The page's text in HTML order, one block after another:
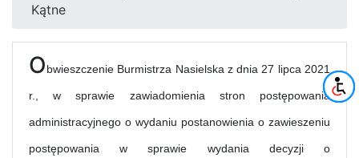
Kątne
Obwieszczenie Burmistrza Nasielska z dnia 27 lipca 2021
r., w sprawie zawiadomienia stron postępowania
administracyjnego o wydaniu postanowienia o zawieszeniu
postępowania w sprawie wydania decyzji o